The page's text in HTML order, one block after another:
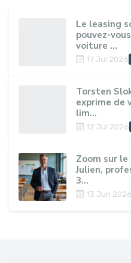
Le leasing
pouvez-
voiture ...
17 Jul 2026
Torsten
exprime de
lim...
12 Jul 2026
Zoom sur
Julien,
3...
13 Jun 2026